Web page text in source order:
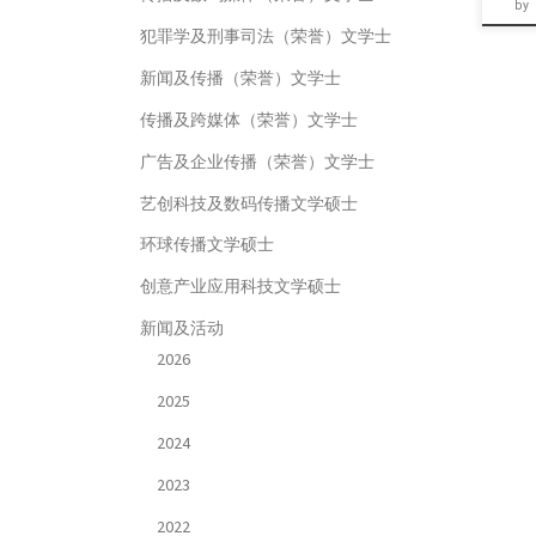
by
犯罪学及刑事司法（荣誉）文学士
新闻及传播（荣誉）文学士
传播及跨媒体（荣誉）文学士
广告及企业传播（荣誉）文学士
艺创科技及数码传播文学硕士
环球传播文学硕士
创意产业应用科技文学硕士
新闻及活动
2026
2025
2024
2023
2022